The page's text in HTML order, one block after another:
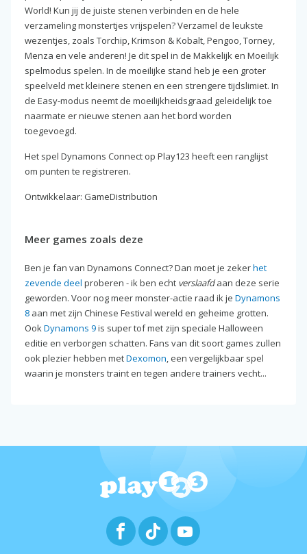
World! Kun jij de juiste stenen verbinden en de hele
verzameling monstertjes vrijspelen? Verzamel de leukste
wezentjes, zoals Torchip, Krimson & Kobalt, Pengoo, Torney,
Menza en vele anderen! Je dit spel in de Makkelijk en Moeilijk
spelmodus spelen. In de moeilijke stand heb je een groter
speelveld met kleinere stenen en een strengere tijdslimiet. In
de Easy-modus neemt de moeilijkheidsgraad geleidelijk toe
naarmate er nieuwe stenen aan het bord worden
toegevoegd.
Het spel Dynamons Connect op Play123 heeft een ranglijst
om punten te registreren.
Ontwikkelaar: GameDistribution
Meer games zoals deze
Ben je fan van Dynamons Connect? Dan moet je zekerhet
zevende deel proberen - ik ben echt verslaafdaan deze serie
geworden. Voor nog meer monster-actie raad ik je Dynamons
8 aan met zijn Chinese Festival wereld en geheime grotten.
OokDynamons 9is super tof met zijn speciale Halloween
editie en verborgen schatten. Fans van dit soort games zullen
ook plezier hebben metDexomon, een vergelijkbaar spel
waarin je monsters traint en tegen andere trainers vecht...